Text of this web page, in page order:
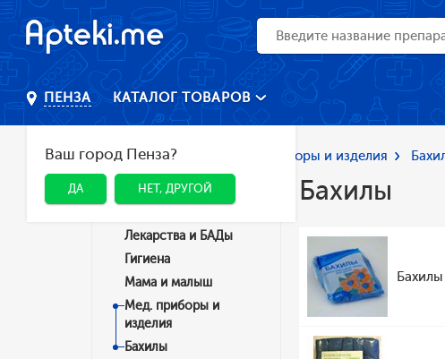
ПЕНЗА
Ваш город Пенза?
ДА НЕТ, ДРУГОЙ
КАТАЛОГ ТОВАРОВ
Главная Каталог Мед. приборы и изделия
Категории
Лекарства и БАДы
Гигиена
Мама и малыш
Мед. приборы и
изделия
Бахилы
Бахилы